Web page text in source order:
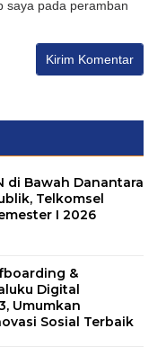
saya pada peramban
di Bawah Danantara
Telkomsel
I 2026
&
Digital
Umumkan
Sosial Terbaik